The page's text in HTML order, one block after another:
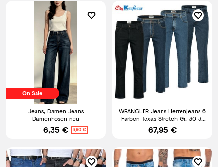
On Sale
Jeans, Damen Jeans
Damenhosen neu
6,35 € 6,90 €
WRANGLER Jeans Herrenjeans 6
Farben Texas Stretch Gr. 30 31
32 33 34
67,95 €